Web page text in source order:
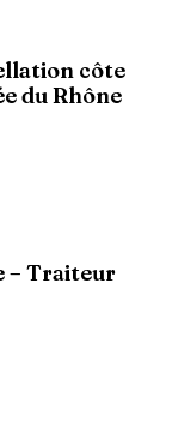
côte
du Rhône
– Traiteur